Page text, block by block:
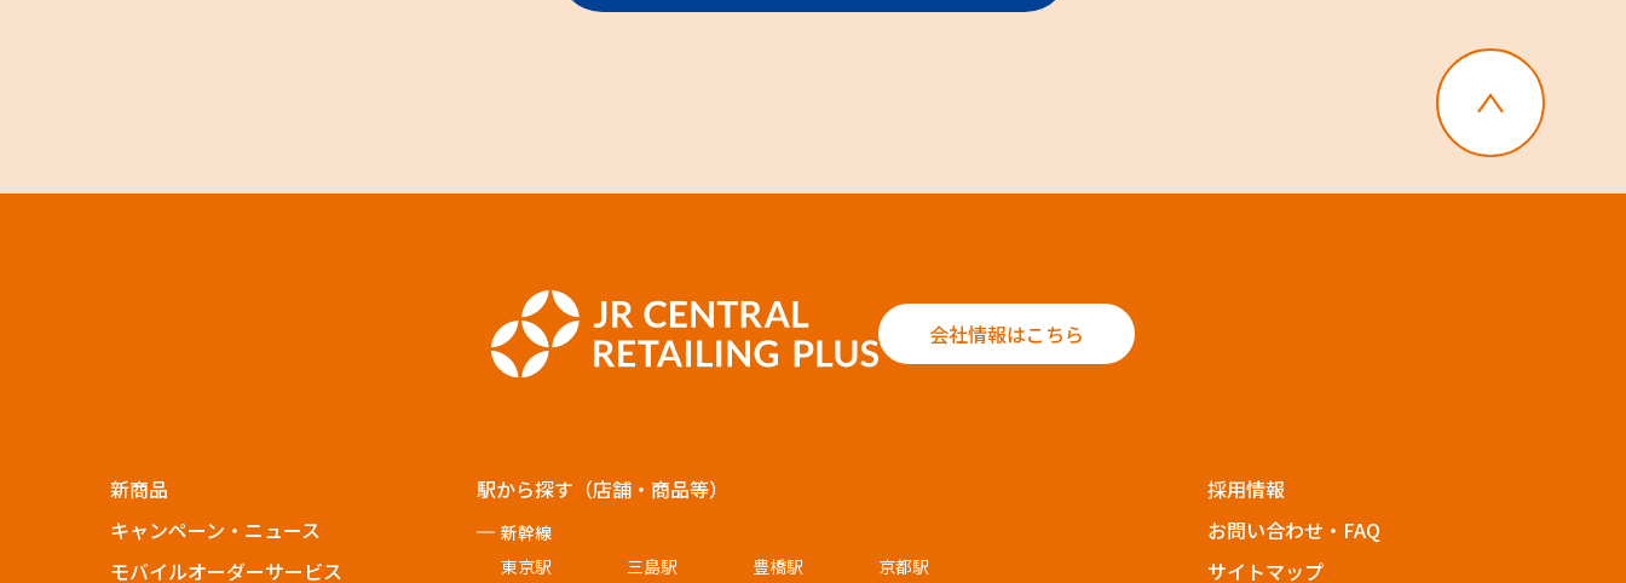
会社情報はこちら
新商品
キャンペーン・ニュース
モバイルオーダーサービス
駅から探す（店舗・商品等）
新幹線
東京駅
三島駅 豊橋駅 京都駅
採用情報
お問い合わせ・FAQ
サイトマップ